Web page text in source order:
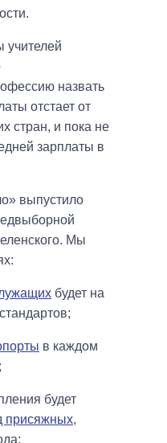
учителей
назвать
отстает от
стран, и пока не
зарплаты в
выпустило
Мы
будет на
в каждом
будет
присяжных,